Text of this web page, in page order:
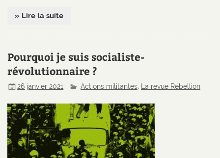
» Lire la suite
Pourquoi je suis socialiste-
révolutionnaire ?
26 janvier 2021 Actions militantes La revue Rébellion